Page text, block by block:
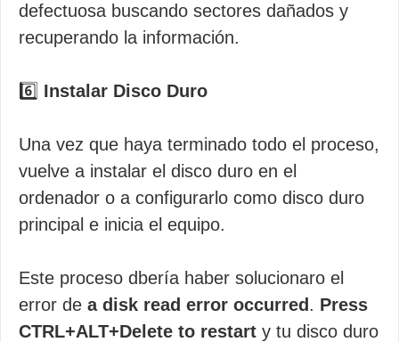
defectuosa buscando sectores dañados y
recuperando la información.
6️⃣ Instalar Disco Duro
Una vez que haya terminado todo el proceso,
vuelve a instalar el disco duro en el
ordenador o a configurarlo como disco duro
principal e inicia el equipo.
Este proceso dbería haber solucionaro el
error de a disk read error occurred . Press
CTRL+ALT+Delete to restart y tu disco duro